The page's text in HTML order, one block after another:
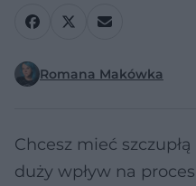
Romana Makówka
Chcesz mieć
duży wpływ na